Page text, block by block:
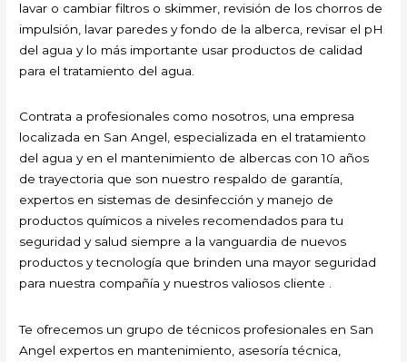
lavar o cambiar filtros o skimmer, revisión de los chorros de
impulsión, lavar paredes y fondo de la alberca, revisar el pH
del agua y lo más importante usar productos de calidad
para el tratamiento del agua.
Contrata a profesionales como nosotros, una empresa
localizada en San Angel, especializada en el tratamiento
del agua y en el mantenimiento de albercas con 10 años
de trayectoria que son nuestro respaldo de garantía,
expertos en sistemas de desinfección y manejo de
productos químicos a niveles recomendados para tu
seguridad y salud siempre a la vanguardia de nuevos
productos y tecnología que brinden una mayor seguridad
para nuestra compañía y nuestros valiosos cliente .
Te ofrecemos un grupo de técnicos profesionales en San
Angel expertos en mantenimiento, asesoría técnica,